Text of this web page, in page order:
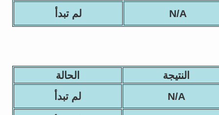
N/A لم تبدأ
النتيجة الحالة
N/A لم تبدأ